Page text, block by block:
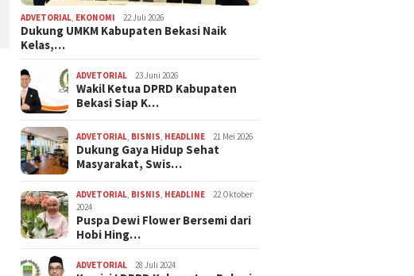
ADVETORIAL EKONOMI 22 Juli 2026
Dukung UMKM Kabupaten Bekasi Naik
Kelas,…
ADVETORIAL 23 Juni 2026
Wakil Ketua DPRD Kabupaten
Bekasi Siap K…
ADVETORIAL BISNIS HEADLINE 21 Mei 2026
Dukung Gaya Hidup Sehat
Masyarakat, Swis…
ADVETORIAL BISNIS HEADLINE
22 Oktober
2024
Puspa Dewi Flower Bersemi dari
Hobi Hing…
ADVETORIAL 28 Juli 2024